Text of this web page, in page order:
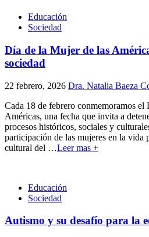
Educación
Sociedad
Día de la Mujer de las
sociedad
22 febrero, 2026 Dra. Natalia Baeza
Cada 18 de febrero conmemoramos
Américas, una fecha que invita a
procesos históricos, sociales y
participación de las mujeres en la
cultural del …Leer mas +
Educación
Sociedad
Autismo y su desafío para la